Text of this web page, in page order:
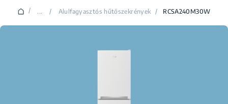
/ ... / Alulfagyasztós hűtőszekrények / RCSA240M30W